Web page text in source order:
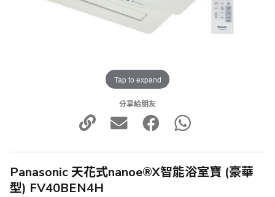
Tap to expand
分享給朋友
Panasonic 天花式nanoe®X智能浴室寶 (豪華
型) FV40BEN4H